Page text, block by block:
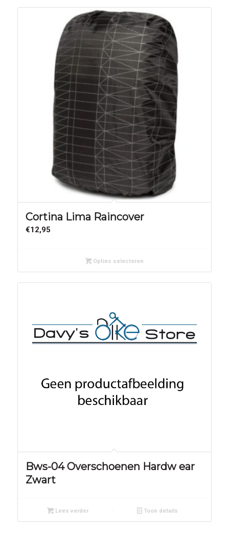
Cortina Lima Raincover
€12,95
Opties selecteren
Bws-04 Overschoenen Hardw ear
Zwart
Lees verder Toon details